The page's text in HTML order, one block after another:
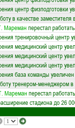
центр физподготовки
в качестве
Мареманперестал
тренировочный центр
медицинский центр
медицинский центр
медицинский центр
база команды
тренером-менеджером
Мареманперестал
стадиона до 26